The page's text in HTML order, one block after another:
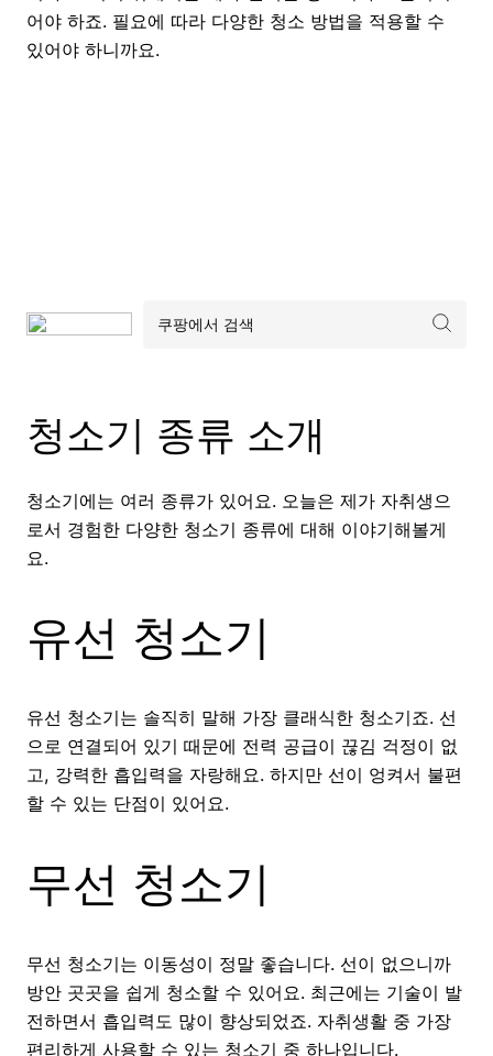
어야 하죠. 필요에 따라 다양한 청소 방법을 적용할 수
있어야 하니까요.
청소기 종류 소개
청소기에는 여러 종류가 있어요. 오늘은 제가 자취생으
로서 경험한 다양한 청소기 종류에 대해 이야기해볼게
요.
유선 청소기
유선 청소기는 솔직히 말해 가장 클래식한 청소기죠. 선
으로 연결되어 있기 때문에 전력 공급이 끊김 걱정이 없
고, 강력한 흡입력을 자랑해요. 하지만 선이 엉켜서 불편
할 수 있는 단점이 있어요.
무선 청소기
무선 청소기는 이동성이 정말 좋습니다. 선이 없으니까
방안 곳곳을 쉽게 청소할 수 있어요. 최근에는 기술이 발
전하면서 흡입력도 많이 향상되었죠. 자취생활 중 가장
편리하게 사용할 수 있는 청소기 중 하나입니다.